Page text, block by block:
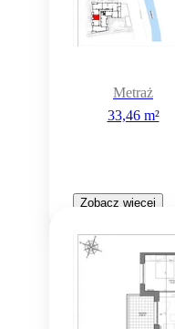
Metraż
33,46 m²
Zobacz więcej